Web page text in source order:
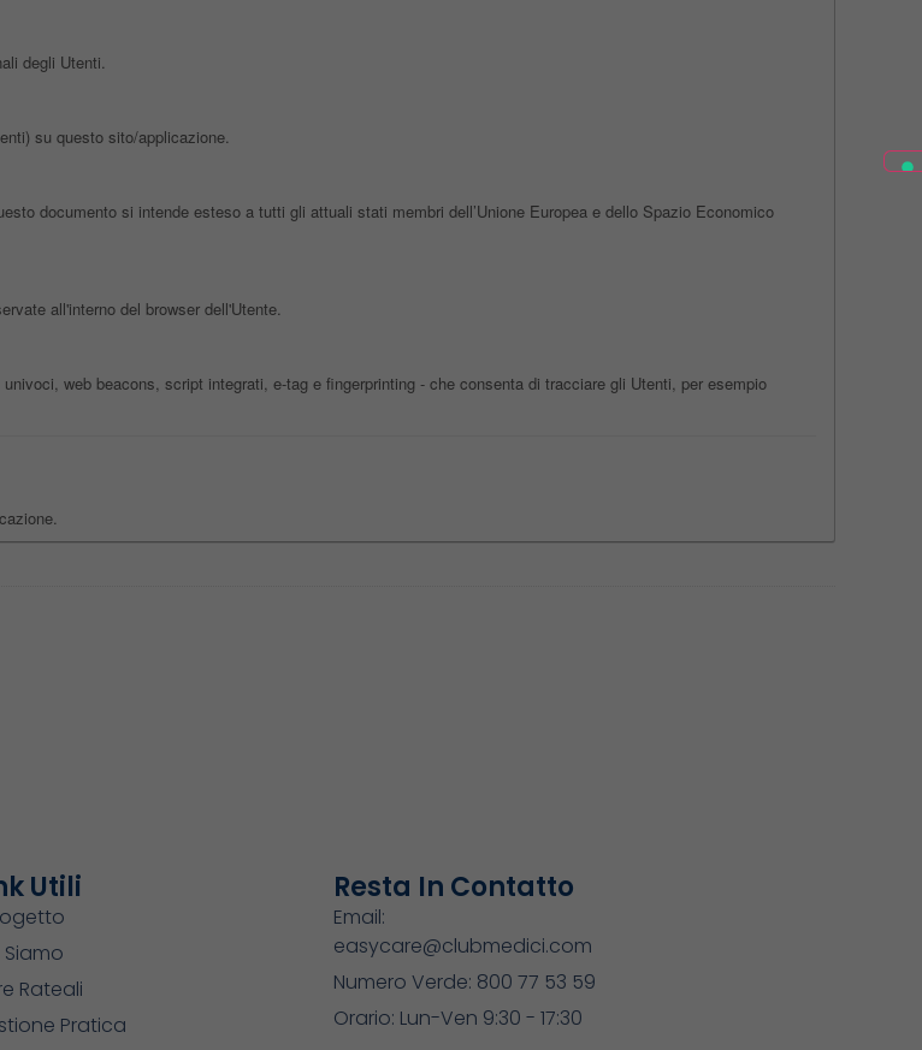
degli Utenti.
su questo sito/applicazione.
documento si intende esteso a tutti gli attuali stati membri dell’Unione Europea e dello Spazio Economico
all'interno del browser dell'Utente.
web beacons, script integrati, e-tag e fingerprinting - che consenta di tracciare gli Utenti, per esempio
Utili
Siamo
Rateali
Pratica
Resta In Contatto
Email:
easycare@clubmedici.com
Numero Verde: 800 77 53 59
Orario: Lun-Ven 9:30 - 17:30